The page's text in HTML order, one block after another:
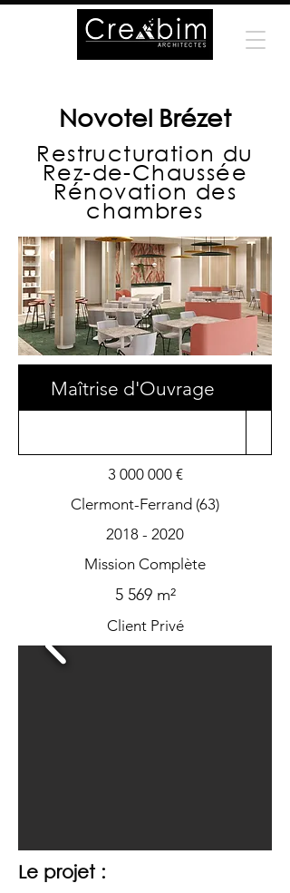
Novotel Brézet
Restructuration du
Rez-de-Chaussée
Rénovation des
chambres
Maîtrise d'Ouvrage
3 000 000€
Clermont-Ferrand (63)
2018 - 2020
Mission Complète
5 569 m²
Client Privé
Le projet :